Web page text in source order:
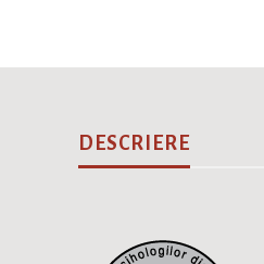
DESCRIERE